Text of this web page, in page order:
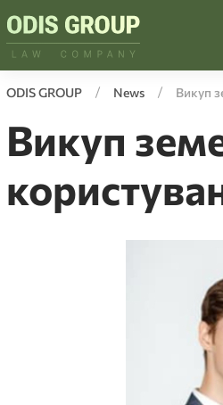
ODIS GROUP News Викуп
Викуп